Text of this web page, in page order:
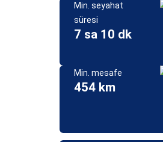
Min. seyahat
süresi
7 sa 10 dk
Min. mesafe
454 km